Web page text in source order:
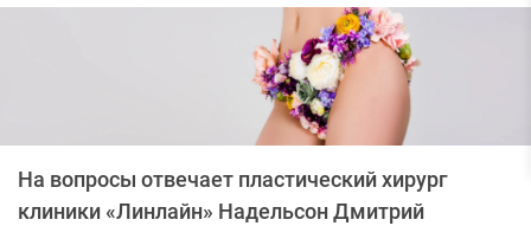
На вопросы отвечает пластический хирург
клиники «Линлайн» Надельсон Дмитрий